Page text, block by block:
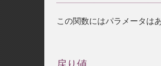
この関数にはパラメータは